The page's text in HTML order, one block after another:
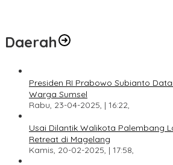
Daerah
Presiden RI Prabowo Subianto
Warga Sumsel
Rabu, 23-04-2025, | 16:22,
Usai Dilantik Walikota Palembang
Retreat di Magelang
Kamis, 20-02-2025, | 17:58,